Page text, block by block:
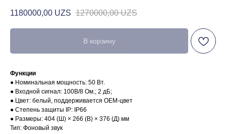
1180000,00 UZS 1270000,00 UZS
В корзину
Функции
● Номинальная мощность: 50 Вт.
● Входной сигнал: 100В/8 Ом.; 2 дБ;
● Цвет: белый, поддерживается OEM-цвет
● Степень защиты IP: IP66
● Размеры: 404 (Ш) × 266 (В) × 376 (Д) мм
Тип: Фоновый звук